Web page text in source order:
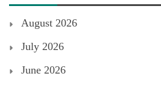
August 2026
July 2026
June 2026